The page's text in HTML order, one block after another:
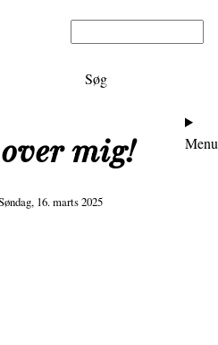
Søg
mig!
16. marts 2025
Menu